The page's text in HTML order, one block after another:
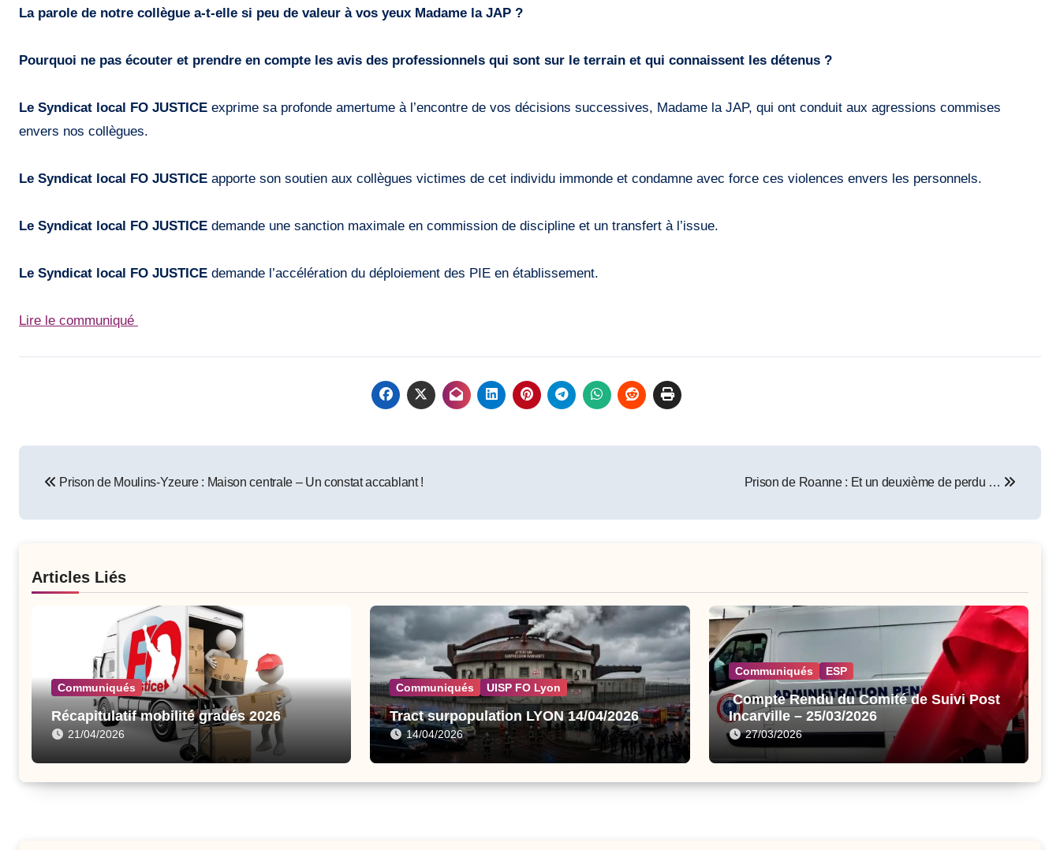
La parole de notre collègue a-t-elle si peu de valeur à vos yeux Madame la JAP ?
Pourquoi ne pas écouter et prendre en compte les avis des professionnels qui sont sur le terrain et qui connaissent les détenus ?
Le Syndicat local FO JUSTICE exprime sa profonde amertume à l’encontre de vos décisions successives, Madame la JAP, qui ont conduit aux agressions commises
envers nos collègues.
Le Syndicat local FO JUSTICE apporte son soutien aux collègues victimes de cet individu immonde et condamne avec force ces violences envers les personnels.
Le Syndicat local FO JUSTICE demande une sanction maximale en commission de discipline et un transfert à l’issue.
Le Syndicat local FO JUSTICE demande l’accélération du déploiement des PIE en établissement.
Lire le communiqué
navigation
Prison de Moulins-Yzeure : Maison centrale – Un constat accablant ! Prison de Roanne : Et un deuxième de perdu …
Articles Liés
Communiqués
Récapitulatif mobilité gradés 2026
21/04/2026
Communiqués UISP FO Lyon
Tract surpopulation LYON 14/04/2026
14/04/2026
Communiqués ESP
Compte Rendu du Comité de Suivi Post
Incarville – 25/03/2026
27/03/2026